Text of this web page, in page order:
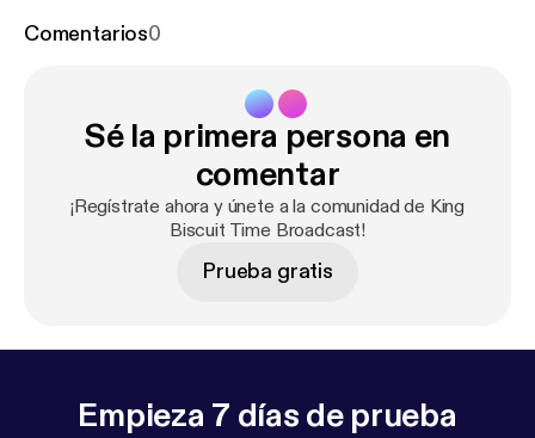
Comentarios0
Sé la primera persona en
comentar
¡Regístrate ahora y únete a la comunidad de King
Biscuit Time Broadcast!
Prueba gratis
Empieza 7 días de prueba